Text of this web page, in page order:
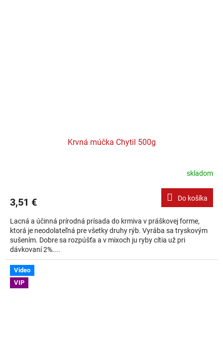
Krvná múčka Chytil 500g
skladom
3,51 € Do košíka
Lacná a účinná prírodná prísada do krmiva v práškovej forme,
ktorá je neodolateľná pre všetky druhy rýb. Vyrába sa tryskovým
sušením. Dobre sa rozpúšťa a v mixoch ju ryby cítia už pri
dávkovaní 2%....
Video
VIP